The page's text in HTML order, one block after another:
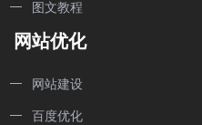
图文教程
网站优化
网站建设
百度优化